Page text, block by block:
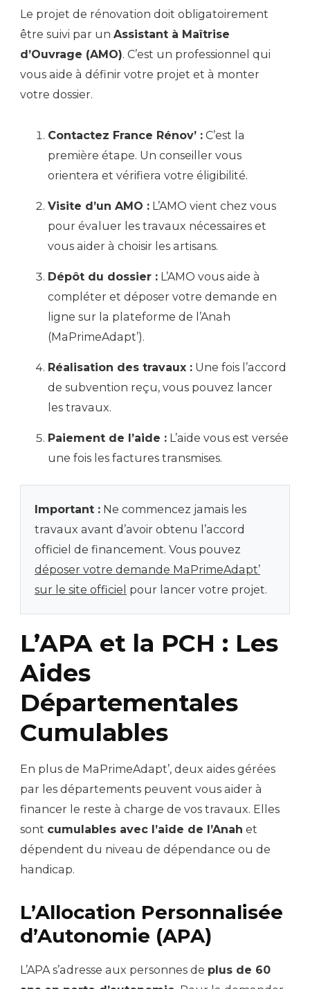
Le projet de rénovation doit obligatoirement
être suivi par un Assistant à Maîtrise
d’Ouvrage (AMO). C’est un professionnel qui
vous aide à définir votre projet et à monter
votre dossier.
Contactez France Rénov’ : C’est la
première étape. Un conseiller vous
orientera et vérifiera votre éligibilité.
Visite d’un AMO : L’AMO vient chez vous
pour évaluer les travaux nécessaires et
vous aider à choisir les artisans.
Dépôt du dossier : L’AMO vous aide à
compléter et déposer votre demande en
ligne sur la plateforme de l’Anah
(MaPrimeAdapt’).
Réalisation des travaux : Une fois l’accord
de subvention reçu, vous pouvez lancer
les travaux.
Paiement de l’aide : L’aide vous est versée
une fois les factures transmises.
Important : Ne commencez jamais les
travaux avant d’avoir obtenu l’accord
officiel de financement. Vous pouvez
déposer votre demande MaPrimeAdapt’
sur le site officiel pour lancer votre projet.
L’APA et la PCH : Les
Aides
Départementales
Cumulables
En plus de MaPrimeAdapt’, deux aides gérées
par les départements peuvent vous aider à
financer le reste à charge de vos travaux. Elles
sont cumulables avec l’aide de l’Anah et
dépendent du niveau de dépendance ou de
handicap.
L’Allocation Personnalisée
d’Autonomie (APA)
L’APA s’adresse aux personnes de plus de 60